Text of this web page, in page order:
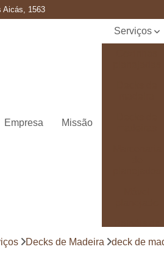
Aicás, 1563
Empresa Missão
Serviços
Decks de Madeira deck de